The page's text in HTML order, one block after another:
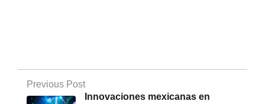
Previous Post
Innovaciones mexicanas en